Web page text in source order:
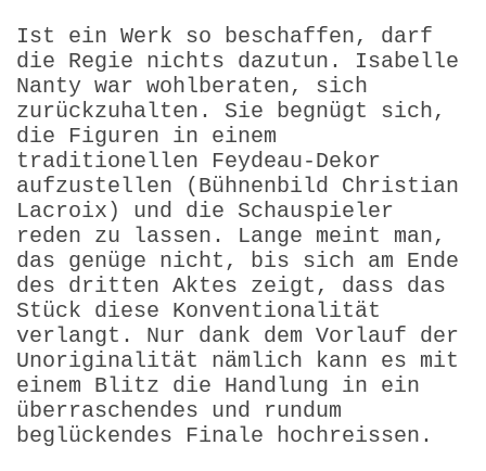
Ist ein Werk so beschaffen, darf
die Regie nichts dazutun. Isabelle
Nanty war wohlberaten, sich
zurückzuhalten. Sie begnügt sich,
die Figuren in einem
traditionellen Feydeau-Dekor
aufzustellen (Bühnenbild Christian
Lacroix) und die Schauspieler
reden zu lassen. Lange meint man,
das genüge nicht, bis sich am Ende
des dritten Aktes zeigt, dass das
Stück diese Konventionalität
verlangt. Nur dank dem Vorlauf der
Unoriginalität nämlich kann es mit
einem Blitz die Handlung in ein
überraschendes und rundum
beglückendes Finale hochreissen.